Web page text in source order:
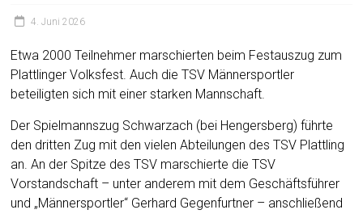
4. Juni 2026
Etwa 2000 Teilnehmer marschierten beim Festauszug zum
Plattlinger Volksfest. Auch die TSV Männersportler
beteiligten sich mit einer starken Mannschaft.
Der Spielmannszug Schwarzach (bei Hengersberg) führte
den dritten Zug mit den vielen Abteilungen des TSV Plattling
an. An der Spitze des TSV marschierte die TSV
Vorstandschaft – unter anderem mit dem Geschäftsführer
und „Männersportler“ Gerhard Gegenfurtner – anschließend